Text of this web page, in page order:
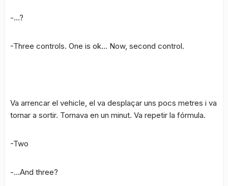
-…?
-Three controls. One is ok… Now, second control.
Va arrencar el vehicle, el va desplaçar uns pocs metres i va
tornar a sortir. Tornava en un minut. Va repetir la fórmula.
-Two
-…And three?